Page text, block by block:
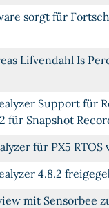
sorgt für
Lifvendahl Is
Support für
für Snapshot
für PX5 RTOS
4.8.2
mit Sensorbee